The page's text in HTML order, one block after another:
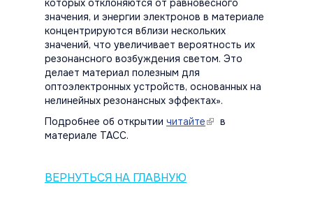
которых отклоняются от равновесного
значения, и энергии электронов в материале
концентрируются вблизи нескольких
значений, что увеличивает вероятность их
резонансного возбуждения светом. Это
делает материал полезным для
оптоэлектронных устройств, основанных на
нелинейных резонансных эффектах».
Подробнее об открытии читайте(link is
в
материале ТАСС.
ВЕРНУТЬСЯ НА ГЛАВНУЮ